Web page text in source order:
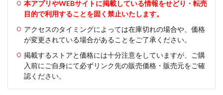
本アプリやWEBサイトに掲載している情報をせどり・転売
目的で利用することを固く禁止いたします。
アクセスのタイミングによっては在庫切れの場合や、価格
が変更されている場合があることをご了承ください。
掲載するストアと価格には十分注意をしていますが、ご購
入前にご自身にて必ずリンク先の販売価格・販売元をご確
認ください。